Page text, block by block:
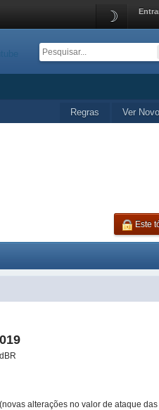
☽
Ver
Regras
Este
alterações no valor de ataque